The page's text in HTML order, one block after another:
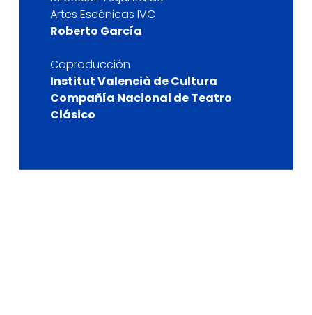
Artes Escénicas IVC
Roberto García
Coproducción
Institut Valencià de Cultura
Compañía Nacional de Teatro
Clásico